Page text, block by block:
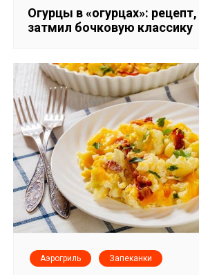
з
а
п
и
с
я
м
Огурцы в «огурцах»:
затмил бочковую классику
Аэрогриль Запеканки